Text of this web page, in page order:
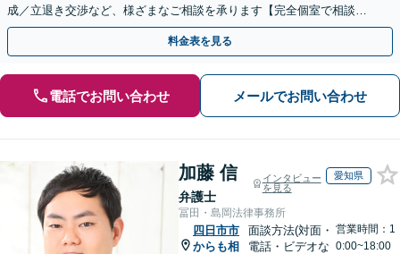
成／立退き交渉など、様ざまなご相談を承ります【完全個室で相談】
不動産企業の顧問弁護士も対応可能です
料金表を見る
電話でお問い合わせ メールでお問い合わせ
加藤 信
弁護士
インタビュー
を見る
愛知県
冨田・島岡法律事務所
四日市市
からも相
面談方法(対面・
電話・ビデオな
営業時間：1
0:00~18:00